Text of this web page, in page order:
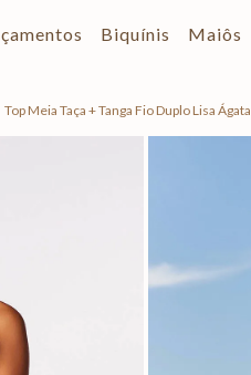
Biquínis Maiôs
Top Meia Taça + Tanga Fio Duplo Lisa Ágata